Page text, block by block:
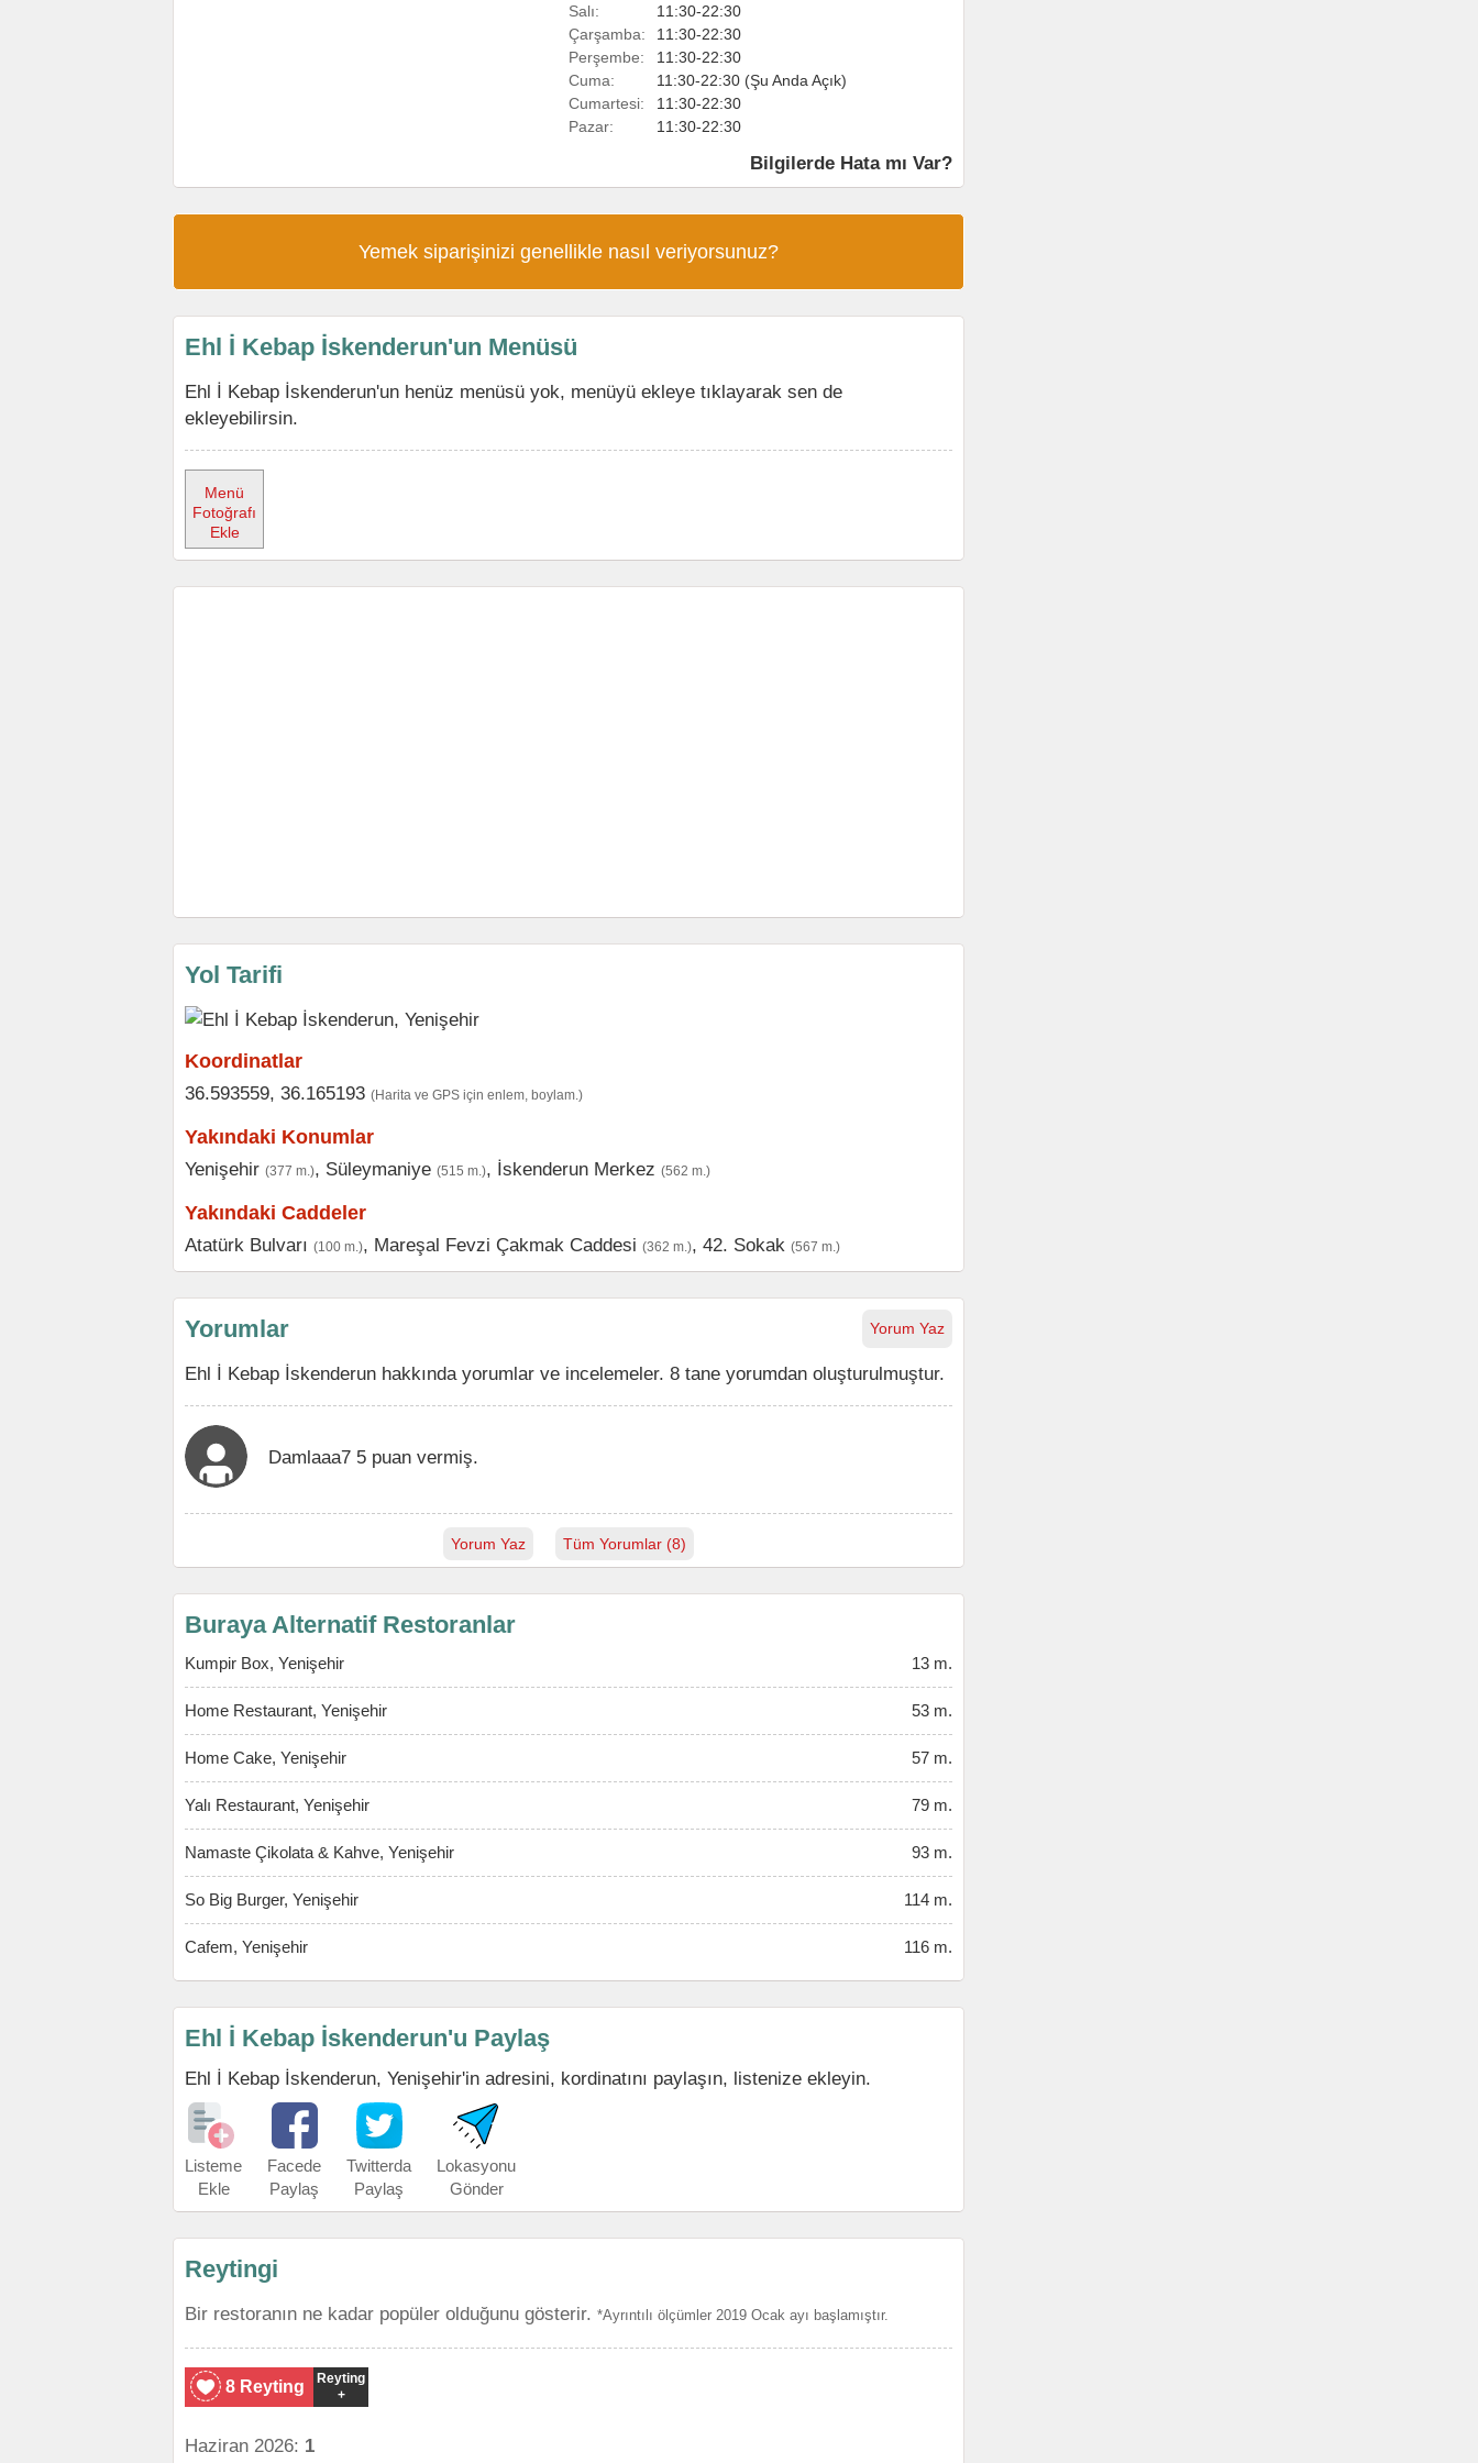
Salı:
11:30-22:30
Çarşamba:
11:30-22:30
Perşembe:
11:30-22:30
Cuma:
11:30-22:30 (Şu Anda Açık)
Cumartesi:
11:30-22:30
Pazar:
11:30-22:30
Bilgilerde Hata mı Var?
Yemek siparişinizi genellikle nasıl veriyorsunuz?
Ehl İ Kebap İskenderun'un Menüsü
Ehl İ Kebap İskenderun'un henüz menüsü yok, menüyü ekleye tıklayarak sen de
ekleyebilirsin.
Menü
Fotoğrafı
Ekle
Yol Tarifi
Koordinatlar
36.593559, 36.165193 (Harita ve GPS için enlem, boylam.)
Yakındaki Konumlar
Yenişehir (377 m.), Süleymaniye (515 m.), İskenderun Merkez (562 m.)
Yakındaki Caddeler
Atatürk Bulvarı (100 m.), Mareşal Fevzi Çakmak Caddesi (362 m.), 42. Sokak (567 m.)
Yorum Yaz
Yorumlar
Ehl İ Kebap İskenderun hakkında yorumlar ve incelemeler. 8 tane yorumdan oluşturulmuştur.
Damlaaa7 5 puan vermiş.
Yorum Yaz Tüm Yorumlar (8)
Buraya Alternatif Restoranlar
Kumpir Box, Yenişehir 13 m.
Home Restaurant, Yenişehir 53 m.
Home Cake, Yenişehir 57 m.
Yalı Restaurant, Yenişehir 79 m.
Namaste Çikolata & Kahve, Yenişehir 93 m.
So Big Burger, Yenişehir 114 m.
Cafem, Yenişehir 116 m.
Ehl İ Kebap İskenderun'u Paylaş
Ehl İ Kebap İskenderun, Yenişehir'in adresini, kordinatını paylaşın, listenize ekleyin.
Listeme
Ekle
Facede
Paylaş
Twitterda
Paylaş
Lokasyonu
Gönder
Reytingi
Bir restoranın ne kadar popüler olduğunu gösterir. *Ayrıntılı ölçümler 2019 Ocak ayı başlamıştır.
8 Reyting
Reyting
+
Haziran 2026: 1